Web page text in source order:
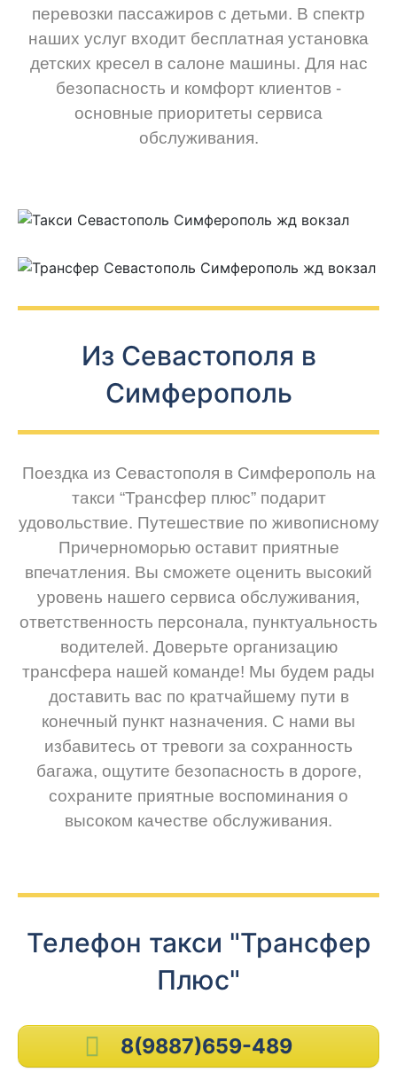
перевозки пассажиров с детьми. В спектр
наших услуг входит бесплатная установка
детских кресел в салоне машины. Для нас
безопасность и комфорт клиентов -
основные приоритеты сервиса
обслуживания.
Из Севастополя в
Симферополь
Поездка из Севастополя в Симферополь на
такси “Трансфер плюс” подарит
удовольствие. Путешествие по живописному
Причерноморью оставит приятные
впечатления. Вы сможете оценить высокий
уровень нашего сервиса обслуживания,
ответственность персонала, пунктуальность
водителей. Доверьте организацию
трансфера нашей команде! Мы будем рады
доставить вас по кратчайшему пути в
конечный пункт назначения. С нами вы
избавитесь от тревоги за сохранность
багажа, ощутите безопасность в дороге,
сохраните приятные воспоминания о
высоком качестве обслуживания.
Телефон такси "Трансфер
Плюс"
8(9887)659-489